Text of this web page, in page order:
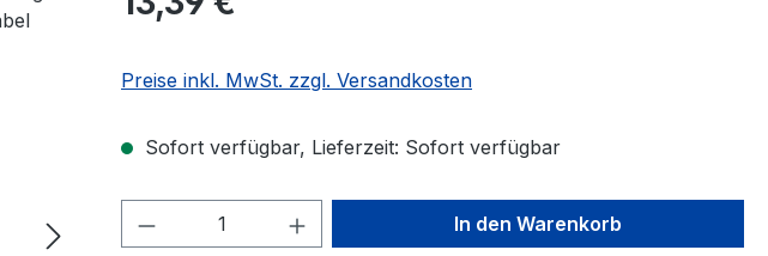
Preise inkl. MwSt. zzgl. Versandkosten
Sofort verfügbar, Lieferzeit: Sofort verfügbar
Produkt Anzahl: Gib den gewünschten Wert
In den Warenkorb